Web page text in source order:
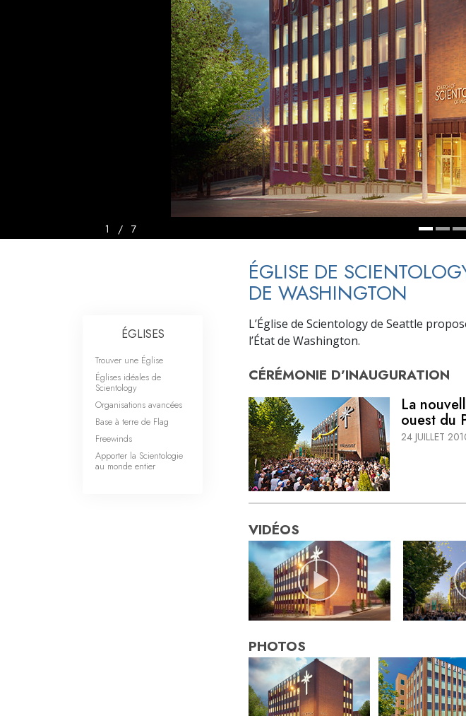
Qu’est-ce que la grandeur ?
1 / 7
ÉGLISE DE
DE WASHINGTON
L’Église de Scientology de Seattle
l’État de Washington.
CÉRÉMONIE D’INAUGURATION
La
ouest du
24 JUILLET
VIDÉOS
PHOTOS
ÉGLISES
Trouver une Église
Églises idéales de
Scientology
Organisations avancées
Base à terre de Flag
Freewinds
Apporter la Scientologie
au monde entier